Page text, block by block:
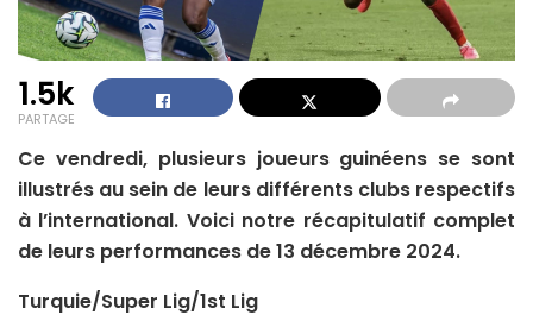
1.5k
PARTAGE
Ce vendredi, plusieurs joueurs guinéens se sont
illustrés au sein de leurs différents clubs respectifs
à l’international. Voici notre récapitulatif complet
de leurs performances de 13 décembre 2024.
Turquie/Super Lig/1st Lig